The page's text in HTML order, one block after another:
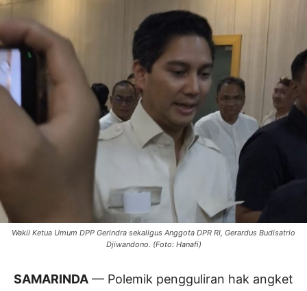
Wakil Ketua Umum DPP Gerindra sekaligus Anggota DPR RI, Gerardus Budisatrio
Djiwandono. (Foto: Hanafi)
SAMARINDA — Polemik pengguliran hak angket